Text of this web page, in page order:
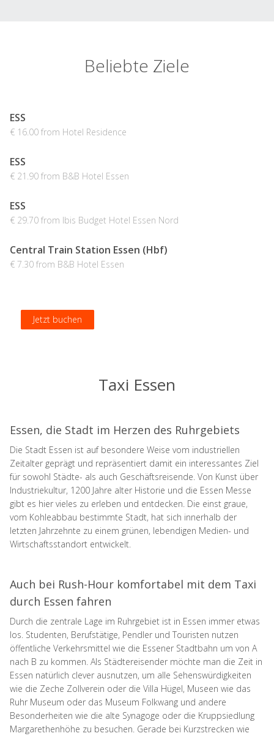
Beliebte Ziele
ESS
€ 16.00 from Hotel Residence
Jetzt buchen
ESS
€ 21.90 from B&B Hotel Essen
Jetzt buchen
ESS
€ 29.70 from Ibis Budget Hotel Essen Nord
Jetzt buchen
Central Train Station Essen (Hbf)
€ 7.30 from B&B Hotel Essen
Jetzt buchen
Taxi Essen
Essen, die Stadt im Herzen des Ruhrgebiets
Die Stadt Essen ist auf besondere Weise vom industriellen
Zeitalter geprägt und repräsentiert damit ein interessantes Ziel
für sowohl Städte- als auch Geschäftsreisende. Von Kunst über
Industriekultur, 1200 Jahre alter Historie und die Essen Messe
gibt es hier vieles zu erleben und entdecken. Die einst graue,
vom Kohleabbau bestimmte Stadt, hat sich innerhalb der
letzten Jahrzehnte zu einem grünen, lebendigen Medien- und
Wirtschaftsstandort entwickelt.
Auch bei Rush-Hour komfortabel mit dem Taxi
durch Essen fahren
Durch die zentrale Lage im Ruhrgebiet ist in Essen immer etwas
los. Studenten, Berufstätige, Pendler und Touristen nutzen
öffentliche Verkehrsmittel wie die Essener Stadtbahn um von A
nach B zu kommen. Als Städtereisender möchte man die Zeit in
Essen natürlich clever ausnutzen, um alle Sehenswürdigkeiten
wie die Zeche Zollverein oder die Villa Hügel, Museen wie das
Ruhr Museum oder das Museum Folkwang und andere
Besonderheiten wie die alte Synagoge oder die Kruppsiedlung
Margarethenhöhe zu besuchen. Gerade bei Kurzstrecken wie